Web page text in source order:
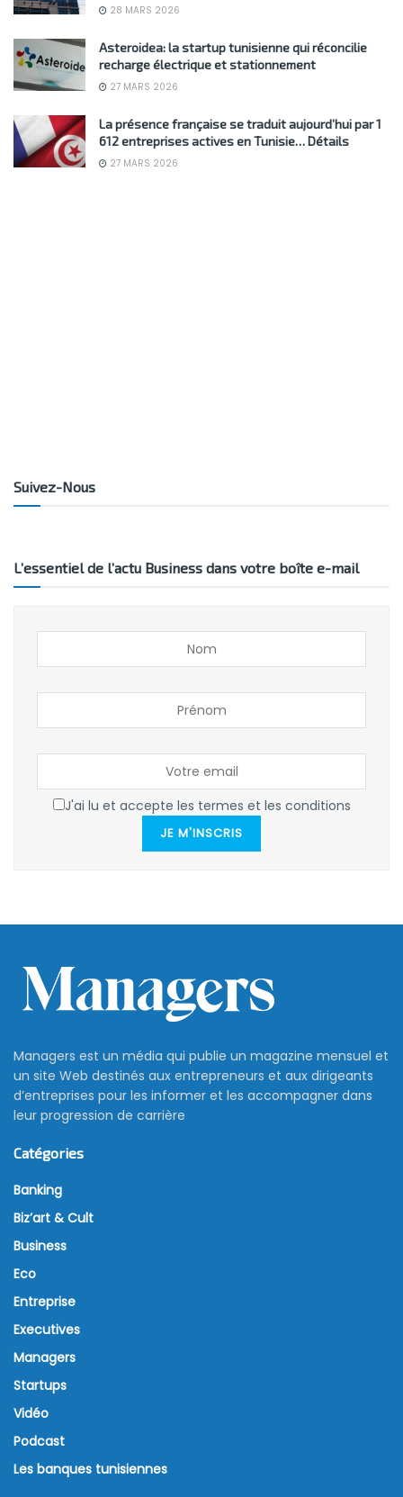
28 MARS 2026
Asteroidea: la startup tunisienne qui réconcilie
recharge électrique et stationnement
27 MARS 2026
La présence française se traduit aujourd’hui par 1
612 entreprises actives en Tunisie… Détails
27 MARS 2026
Suivez-Nous
L’essentiel de l’actu Business dans votre boîte e-mail
J'ai lu et accepte les termes et les conditions
JE M'INSCRIS
Managers est un média qui publie un magazine mensuel et
un site Web destinés aux entrepreneurs et aux dirigeants
d’entreprises pour les informer et les accompagner dans
leur progression de carrière
Catégories
Banking
Biz’art & Cult
Business
Eco
Entreprise
Executives
Managers
Startups
Vidéo
Podcast
Les banques tunisiennes